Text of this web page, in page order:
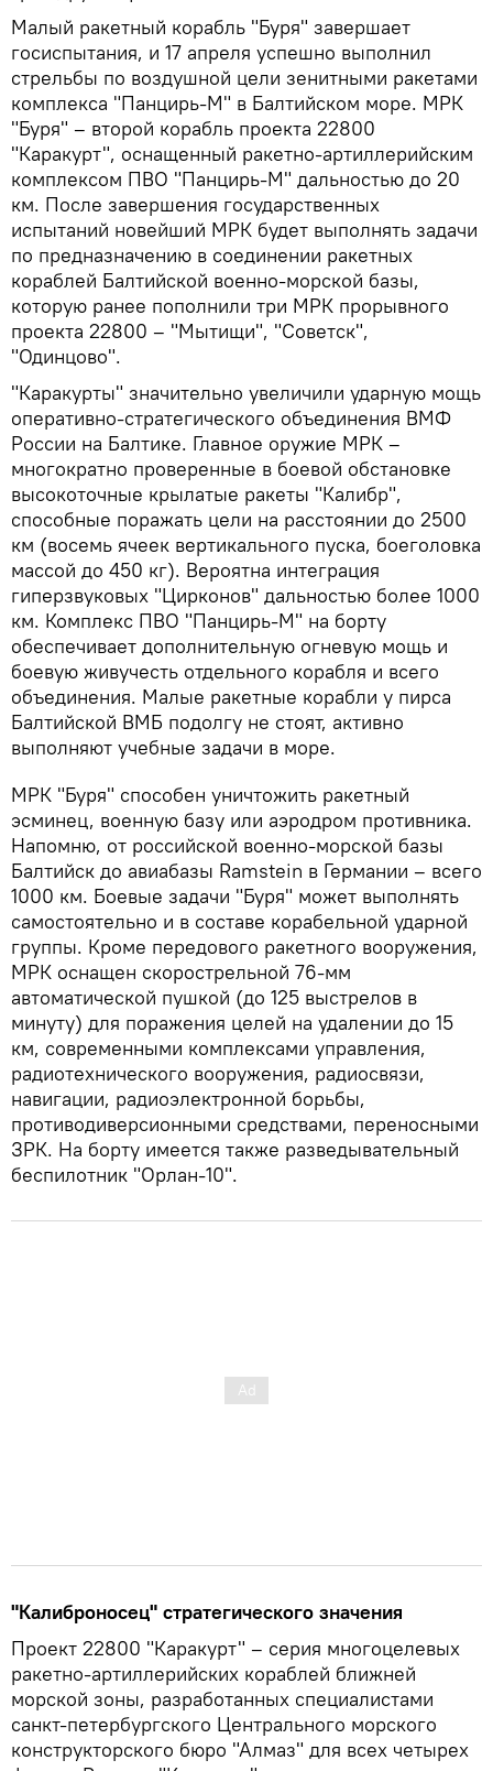
Малый ракетный корабль "Буря" завершает
госиспытания, и 17 апреля успешно выполнил
стрельбы по воздушной цели зенитными ракетами
комплекса "Панцирь-М" в Балтийском море. МРК
"Буря" – второй корабль проекта 22800
"Каракурт", оснащенный ракетно-артиллерийским
комплексом ПВО "Панцирь-М" дальностью до 20
км. После завершения государственных
испытаний новейший МРК будет выполнять задачи
по предназначению в соединении ракетных
кораблей Балтийской военно-морской базы,
которую ранее пополнили три МРК прорывного
проекта 22800 – "Мытищи", "Советск",
"Одинцово".
"Каракурты" значительно увеличили ударную мощь
оперативно-стратегического объединения ВМФ
России на Балтике. Главное оружие МРК –
многократно проверенные в боевой обстановке
высокоточные крылатые ракеты "Калибр",
способные поражать цели на расстоянии до 2500
км (восемь ячеек вертикального пуска, боеголовка
массой до 450 кг). Вероятна интеграция
гиперзвуковых "Цирконов" дальностью более 1000
км. Комплекс ПВО "Панцирь-М" на борту
обеспечивает дополнительную огневую мощь и
боевую живучесть отдельного корабля и всего
объединения. Малые ракетные корабли у пирса
Балтийской ВМБ подолгу не стоят, активно
выполняют учебные задачи в море.
МРК "Буря" способен уничтожить ракетный
эсминец, военную базу или аэродром противника.
Напомню, от российской военно-морской базы
Балтийск до авиабазы Ramstein в Германии – всего
1000 км. Боевые задачи "Буря" может выполнять
самостоятельно и в составе корабельной ударной
группы. Кроме передового ракетного вооружения,
МРК оснащен скорострельной 76-мм
автоматической пушкой (до 125 выстрелов в
минуту) для поражения целей на удалении до 15
км, современными комплексами управления,
радиотехнического вооружения, радиосвязи,
навигации, радиоэлектронной борьбы,
противодиверсионными средствами, переносными
ЗРК. На борту имеется также разведывательный
беспилотник "Орлан-10".
"Калиброносец" стратегического значения
Проект 22800 "Каракурт" – серия многоцелевых
ракетно-артиллерийских кораблей ближней
морской зоны, разработанных специалистами
санкт-петербургского Центрального морского
конструкторского бюро "Алмаз" для всех четырех